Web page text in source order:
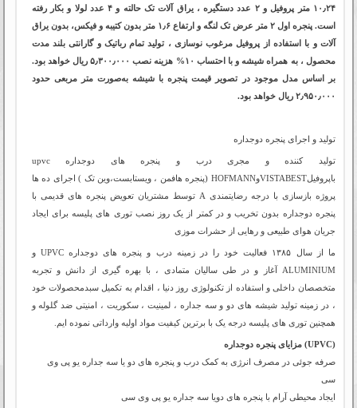
۱۰٫۲۴ متر پروفیل و ۲ عدد دستگیره ، یراق آلات تک حالته و ۴ عدد لولا و بکار رفته
است. پنجره اول ۲ متر عرض تک لنگه و ارتفاع ۱٫۶ متر بدون کتیبه و فیکس، بدون یراق
آلات و با استفاده از پروفیل مرغوب نوسازی ، تولید تمام رباتیک و گارانتی بلند مدت
محصول ، به همراه شیشه و با احتساب ۱۰% هزینه نصب ۵٫۳۰۰٫۰۰۰ ریال خواهد بود.
بر اساس مدل موجود در تصویر قیمت پنجره با شیشه به‌صورت متر مربعی حدود
۲٫۹۵۰٫۰۰۰ ریال خواهد بود.
تولید و اجرای پنجره دوجداره
تولید کننده و مجری درب و پنجره های دوجداره upvc
باپروفیلVISTABESTوHOFMANN (پنجره هافمن ، ویستابست،وین تک ) اجرای ده ها
پروژه بازسازی با درجه رضایتمندی A توسط مشتریان تعویض پنجره های قدیمی با
پنجره دوجداره بدون تخریب و در کمتر از یک روز نصب توری های پلیسه برای ایجاد
جریان هوای طبیعی و رهایی از حشرات موزی
ما از سال ۱۳۸۵ فعالیت خود را در زمینه درب و پنجره های دوجداره UPVC و
ALUMINIUM آغاز و در طی سالیان متمادی ، با بهره گیری از دانش و تجربه
متخصصان داخلی و استفاده از تکنولوژی روز دنیا ، اقدام به تکمیل سبدمحصولات خود
، در زمینه تولید شیشه های دو و سه جداره ، لمینیت ، سکوریت ، امنیتی ضد گلوله و
همچنین توری های پلیسه درجه یک با برترین کیفیت مواد اولیه وارداتی نموده ایم.
مزایای پنجره دوجداره (UPVC)
صرفه جوئی در مصرف انرژی به کمک درب و پنجره های دو یا سه جداره یو پی وی
سی
ایجاد محیطی آرام با پنجره های دویا سه جداره یو پی وی سی